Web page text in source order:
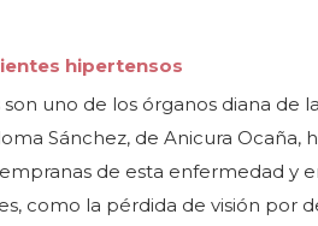
hipertensos
uno de los órganos diana de
Sánchez, de Anicura
de esta enfermedad y
como la pérdida de visión por